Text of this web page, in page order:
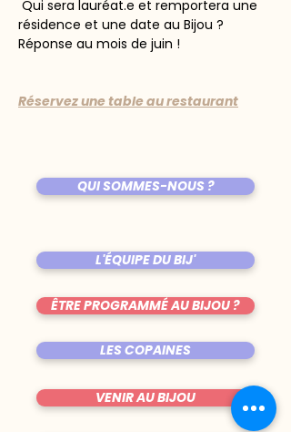
Qui sera lauréat.e et remportera une
résidence et une date au Bijou ?
Réponse au mois de juin !
Réservez une table au restaurant
QUI SOMMES-NOUS ?
L'ÉQUIPE DU BIJ'
ÊTRE PROGRAMMÉ AU BIJOU ?
LES COPAINES
VENIR AU BIJOU